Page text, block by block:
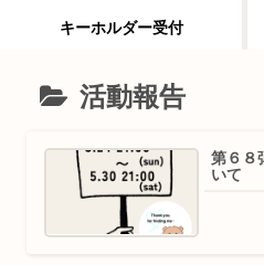
キーホルダー受付
活動報告
第６８
いて